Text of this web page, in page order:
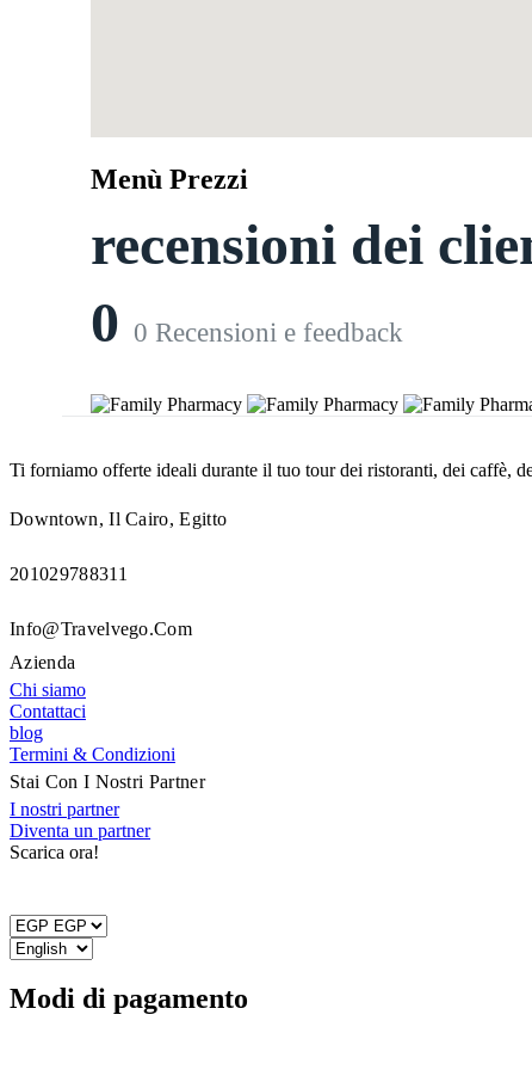
Menù Prezzi
recensioni dei
0 0 Recensioni e feedback
Ti forniamo offerte ideali durante il tuo tour dei ristoranti, dei caffè,
Downtown, Il Cairo, Egitto
201029788311
Info@travelvego.com
Azienda
Chi siamo
Contattaci
blog
Termini & Condizioni
Stai Con I Nostri Partner
I nostri partner
Diventa un partner
Scarica ora!
Modi di pagamento